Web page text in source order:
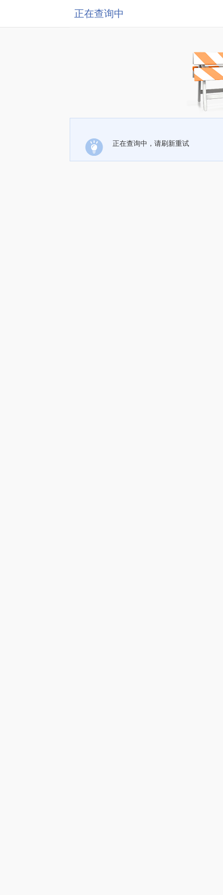
正在查询中
正在查询中，请刷新重试